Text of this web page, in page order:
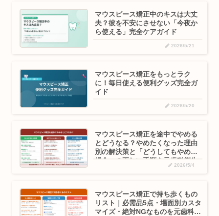
マウスピース矯正中のキスは大丈
夫？彼を不安にさせない「今夜か
ら使える」完全ケアガイド
2026/5/21
マウスピース矯正をもっとラク
に！毎日使える便利グッズ完全ガ
イド
2026/5/20
マウスピース矯正を途中でやめる
とどうなる？やめたくなった理由
別の解決策と「どうしてもやめる
場合」の正しい手順を元歯科衛生
2026/5/4
マウスピース矯正で持ち歩くもの
リスト｜必需品5点・場面別カスタ
マイズ・絶対NGなものを元歯科衛